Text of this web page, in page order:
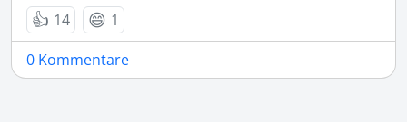
👍 14 😄 1
0 Kommentare